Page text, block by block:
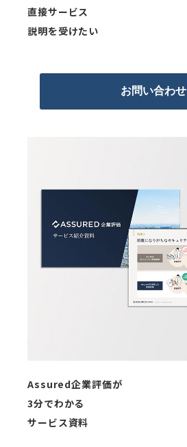
直接サービス
説明を受けたい
お問い合わせ
Assured企業評価が
3分でわかる
サービス資料